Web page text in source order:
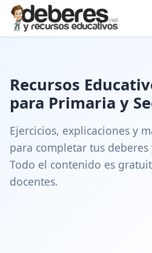
Recursos
para Primaria y
Ejercicios, explicaciones y
para completar tus
Todo el contenido es
docentes.